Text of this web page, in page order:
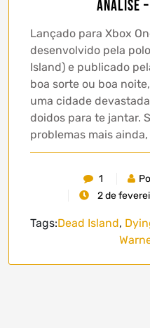
Análise
Lançado para Xbox
desenvolvido pela
Island) e publicado
boa sorte ou boa
uma cidade
doidos para te jantar.
problemas mais
1
2 de
Tags:Dead Island,